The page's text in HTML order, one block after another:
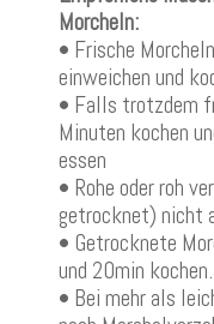
Morcheln:
• Frische
einweichen und
• Falls trotzdem
Minuten kochen
essen
• Rohe oder roh
getrocknet) nicht
• Getrocknete
und 20min kochen.
• Bei mehr als